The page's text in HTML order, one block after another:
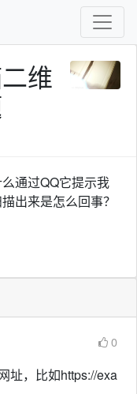
维
通过QQ它提示我
出来是怎么回事？
0
址，比如https://exa